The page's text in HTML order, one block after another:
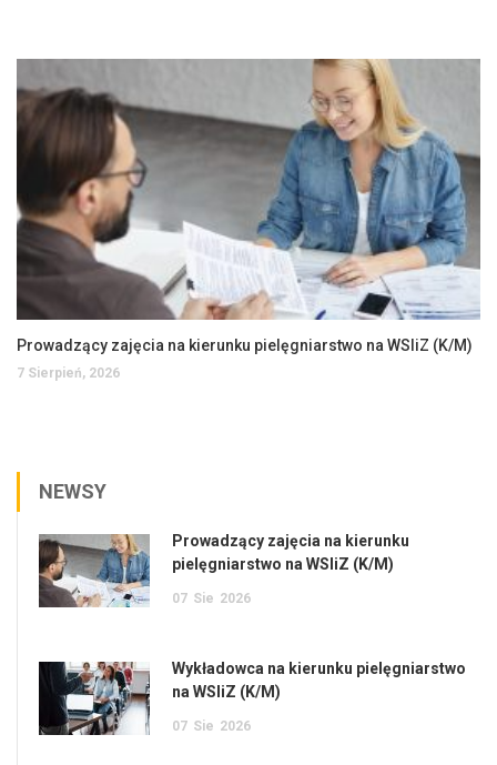
Prowadzący zajęcia na kierunku pielęgniarstwo na WSIiZ (K/M)
7 Sierpień, 2026
NEWSY
Prowadzący zajęcia na kierunku
pielęgniarstwo na WSIiZ (K/M)
07 Sie 2026
Wykładowca na kierunku pielęgniarstwo
na WSIiZ (K/M)
07 Sie 2026